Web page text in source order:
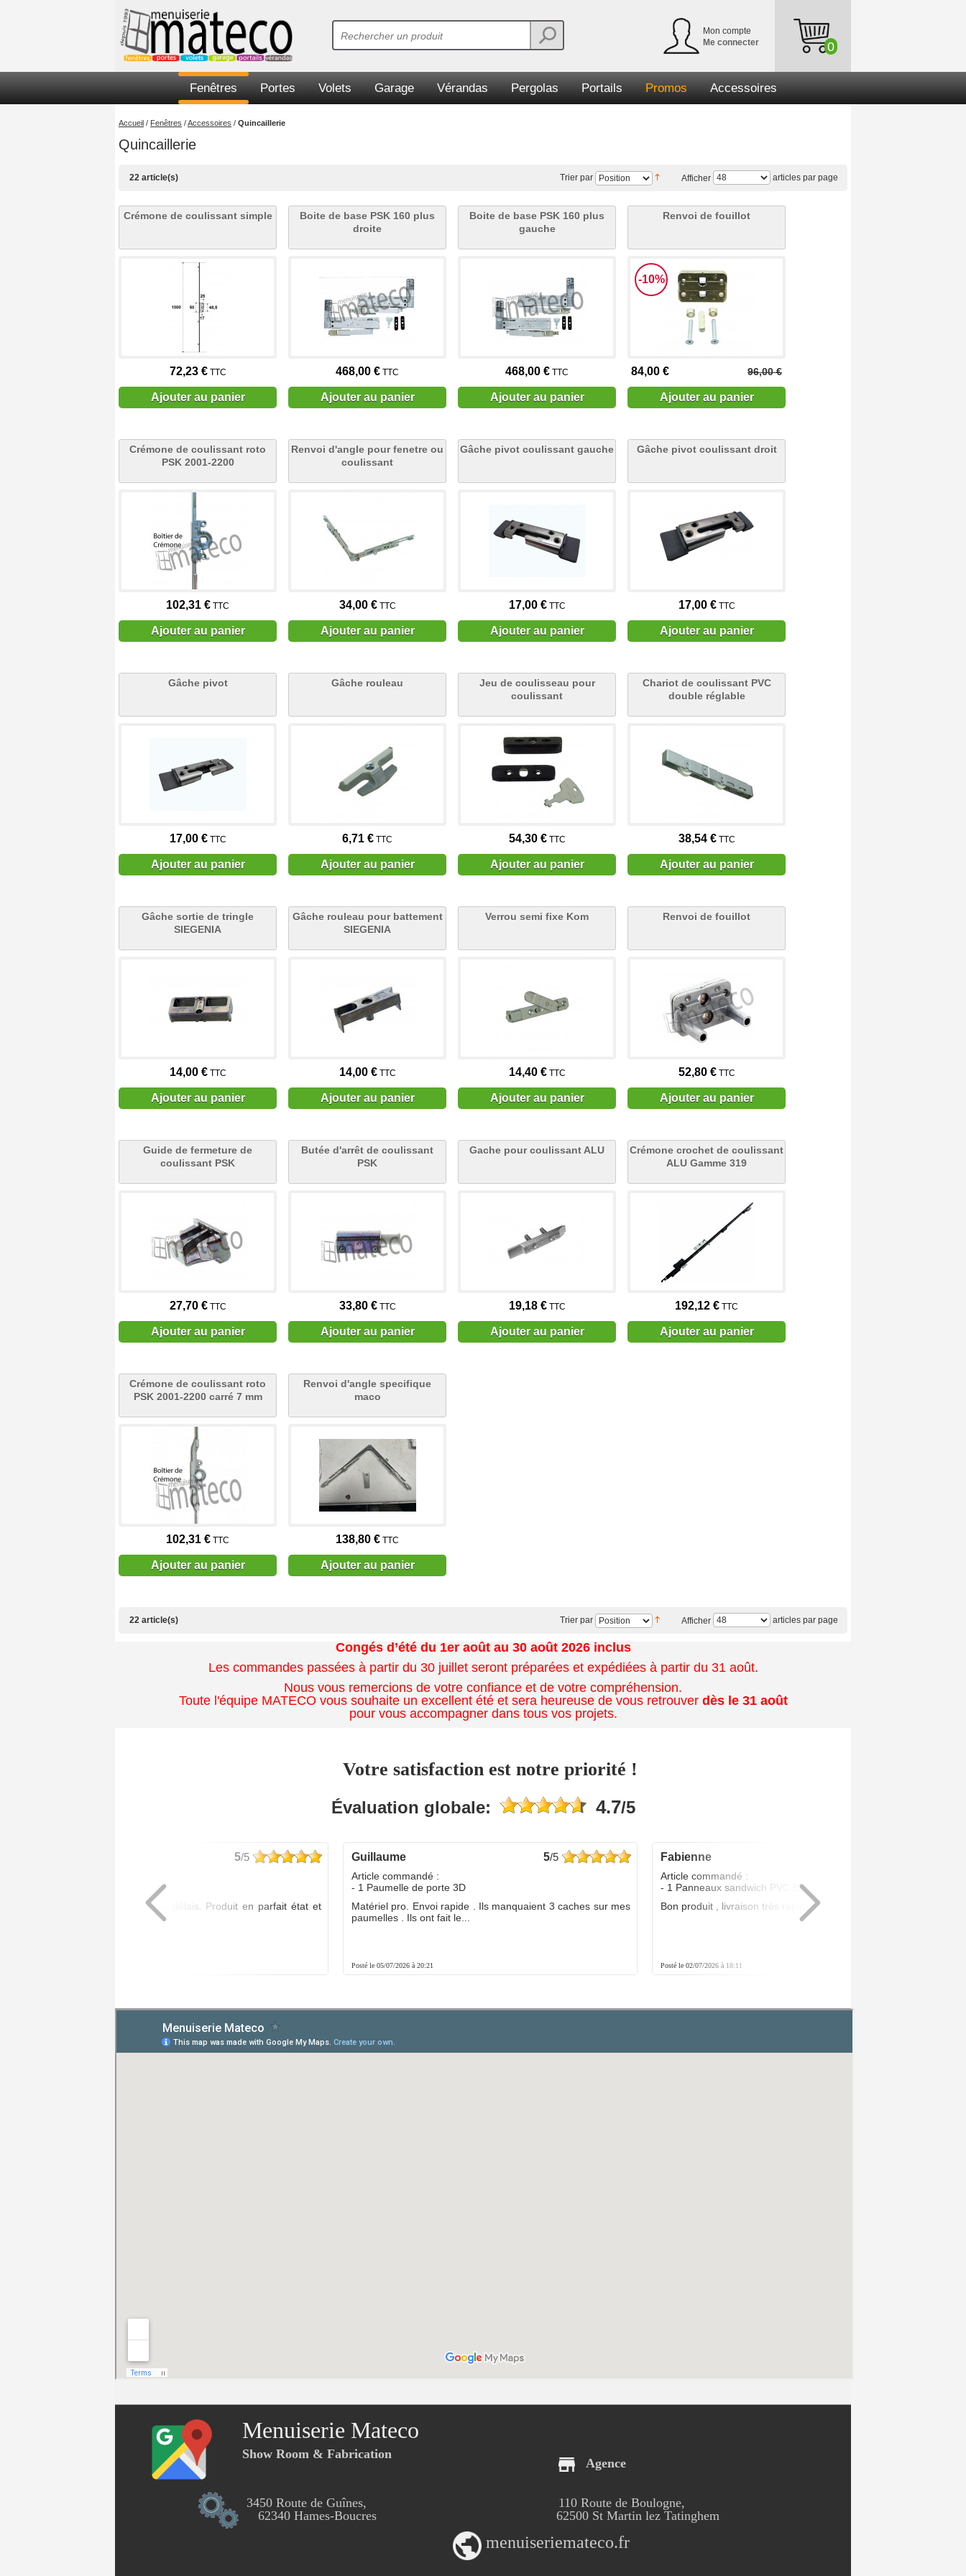
Mon compte
Me connecter
0
Fenêtres Portes Volets Garage Vérandas Pergolas Portails Promos Accessoires
Accueil / Fenêtres /Accessoires / Quincaillerie
Quincaillerie
22 article(s) Afficher articles par page
Trier par
Crémone de coulissant simple
72,23 €TTC
Ajouter au panier
Boite de base PSK 160 plus
droite
468,00 € TTC
Ajouter au panier
Boite de base PSK 160 plus
gauche
468,00 € TTC
Ajouter au panier
Renvoi de fouillot
-10%
96,00 €
84,00 €
Ajouter au panier
Crémone de coulissant roto
PSK 2001-2200
102,31 € TTC
Ajouter au panier
Renvoi d'angle pour fenetre ou
coulissant
34,00 €TTC
Ajouter au panier
Gâche pivot coulissant gauche
17,00 €TTC
Ajouter au panier
Gâche pivot coulissant droit
17,00 €TTC
Ajouter au panier
Gâche pivot
17,00 €TTC
Ajouter au panier
Gâche rouleau
6,71 € TTC
Ajouter au panier
Jeu de coulisseau pour
coulissant
54,30 €TTC
Ajouter au panier
Chariot de coulissant PVC
double réglable
38,54 €TTC
Ajouter au panier
Gâche sortie de tringle
SIEGENIA
14,00 €TTC
Ajouter au panier
Gâche rouleau pour battement
SIEGENIA
14,00 €TTC
Ajouter au panier
Verrou semi fixe Kom
14,40 €TTC
Ajouter au panier
Renvoi de fouillot
52,80 €TTC
Ajouter au panier
Guide de fermeture de
coulissant PSK
27,70 €TTC
Ajouter au panier
Butée d'arrêt de coulissant
PSK
33,80 €TTC
Ajouter au panier
Gache pour coulissant ALU
19,18 €TTC
Ajouter au panier
Crémone crochet de coulissant
ALU Gamme 319
192,12 € TTC
Ajouter au panier
Crémone de coulissant roto
PSK 2001-2200 carré 7 mm
102,31 € TTC
Ajouter au panier
Renvoi d'angle specifique
maco
138,80 € TTC
Ajouter au panier
22 article(s) Afficher articles par page
Trier par
Congés d’été du 1er août au 30 août 2026 inclus
Les commandes passées à partir du 30 juillet seront préparées et expédiées à partir du 31 août.
Nous vous remercions de votre confiance et de votre compréhension.
Toute l'équipe MATECO vous souhaite un excellent été et sera heureuse de vous retrouver dès le 31 août
pour vous accompagner dans tous vos projets.
Votre satisfaction est notre priorité !
Évaluation globale: 4.7/5
5/5
Livraison assurée dans les délais. Produit en parfait état et
guillaume 5/5
Posté le 05/07/2026 à 20:21
Article commandé :
- 1 Paumelle de porte 3D
Matériel pro. Envoi rapide . Ils manquaient 3 caches sur mes
paumelles . Ils ont fait le...
fabienne
Posté le 02/07/2026 à 18:11
Article commandé :
- 1 Panneaux sandwich PVC Blanc 24 MM
Bon produit , livraison très rapide .Parfait
Menuiserie Mateco
Show Room & Fabrication
Agence
3450 Route de Guînes,
62340 Hames-Boucres
110 Route de Boulogne,
62500 St Martin lez Tatinghem
menuiseriemateco.fr